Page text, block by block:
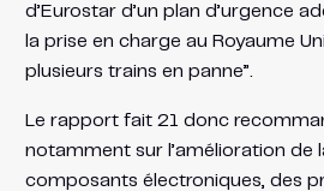
d’Eurostar d’un plan d’urgence
la prise en charge au Royaume
plusieurs trains en panne”.
Le rapport fait 21 donc
notamment sur l’amélioration de
composants électroniques, des